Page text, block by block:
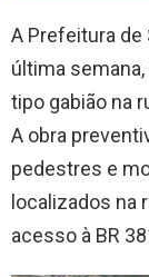
A Prefeitura de
última
tipo gabião na
A obra
pedestres e
localizados na
acesso à BR